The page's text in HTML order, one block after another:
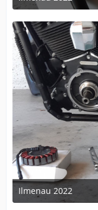
25. Juli 2022
Ilmenau 2022
25. Juli 2022